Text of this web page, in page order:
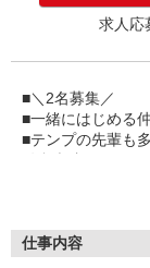
求人応
■＼2名募集／
■一緒にはじめる
■テンプの先輩も
■バックヤード業
■安定感バツグン
仕事内容